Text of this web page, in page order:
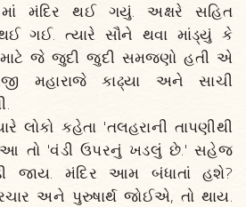
મંદિર થઈ ગયું. અક્ષરે સહિત
થઈ ગઈ. ત્યારે સૌને થવા માંડ્યું કે
માટે જે જુદી જુદી સમજણો હતી એ
મહારાજે કાઢ્યા અને સાચી
લોકો કહેતા 'તલહરાની તાપણીથી
તો 'વંડી ઉપરનું ખડલું છે.' સહેજ
જાય. મંદિર આમ બંધાતાં હશે?
અને પુરુષાર્થ જોઈએ, તો થાય.